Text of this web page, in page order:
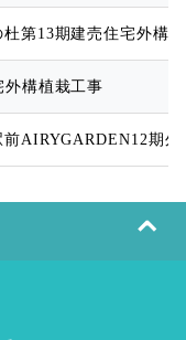
第13期建売住宅外構
外構植栽工事
AIRYGARDEN12期外
⌃